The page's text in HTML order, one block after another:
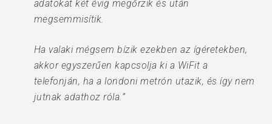
adatokat két évig megőrzik és után
megsemmisítik.
Ha valaki mégsem bízik ezekben az ígéretekben,
akkor egyszerűen kapcsolja ki a WiFit a
telefonján, ha a londoni metrón utazik, és így nem
jutnak adathoz róla.”